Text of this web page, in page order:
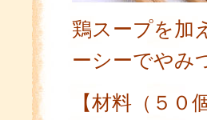
鶏スープを加
ーシーでやみ
【材料（５０